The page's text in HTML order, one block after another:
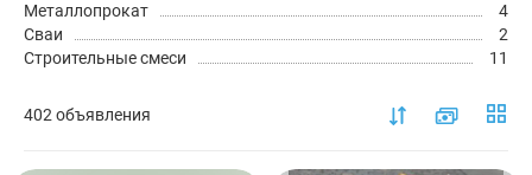
Металлопрокат
4
Сваи
2
Строительные смеси
11
402 объявления